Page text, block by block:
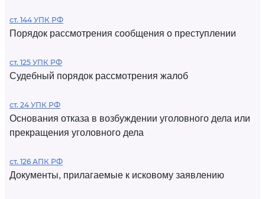
ст. 144 УПК РФ
Порядок рассмотрения сообщения о преступлении
ст. 125 УПК РФ
Судебный порядок рассмотрения жалоб
ст. 24 УПК РФ
Основания отказа в возбуждении уголовного дела или
прекращения уголовного дела
ст. 126 АПК РФ
Документы, прилагаемые к исковому заявлению